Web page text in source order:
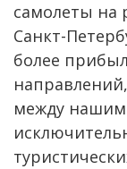
самолеты на
Санкт-
более
между